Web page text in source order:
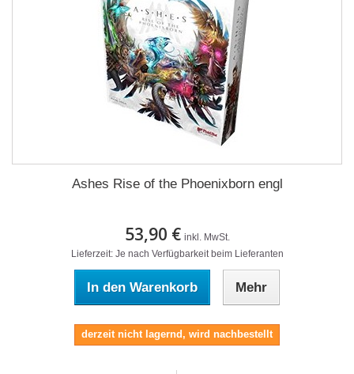
Ashes Rise of the Phoenixborn engl
53,90 € inkl. MwSt.
Lieferzeit: Je nach Verfügbarkeit beim Lieferanten
In den Warenkorb Mehr
derzeit nicht lagernd, wird nachbestellt